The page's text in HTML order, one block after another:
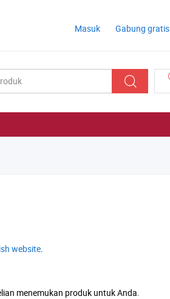
Masuk Gabung gratis
website.
menemukan produk untuk Anda.